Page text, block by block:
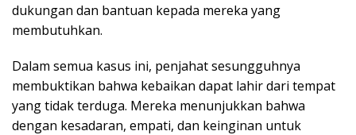
dukungan dan bantuan kepada mereka yang
membutuhkan.
Dalam semua kasus ini, penjahat sesungguhnya
membuktikan bahwa kebaikan dapat lahir dari tempat
yang tidak terduga. Mereka menunjukkan bahwa
dengan kesadaran, empati, dan keinginan untuk